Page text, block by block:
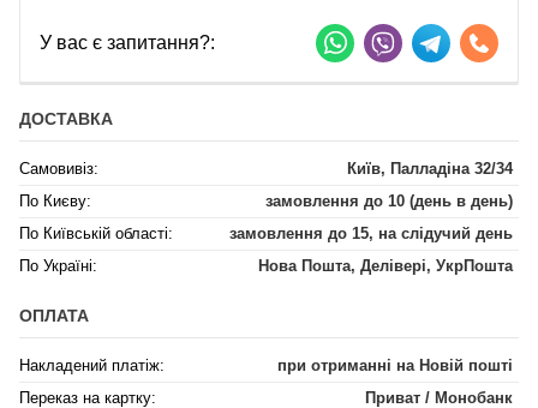
У вас є запитання?:
ДОСТАВКА
Самовивіз:
Київ, Палладіна 32/34
По Києву:
замовлення до 10 (день в день)
По Київській області:
замовлення до 15, на слідучий день
По Україні:
Нова Пошта, Делівері, УкрПошта
ОПЛАТА
Накладений платіж:
при отриманні на Новій пошті
Переказ на картку:
Приват / Монобанк